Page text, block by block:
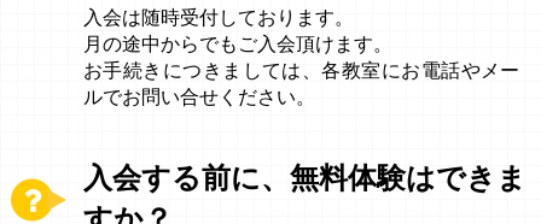
入会は随時受付しております。
月の途中からでもご入会頂けます。
お手続きにつきましては、各教室にお電話やメー
ルでお問い合せください。
入会する前に、無料体験はできま